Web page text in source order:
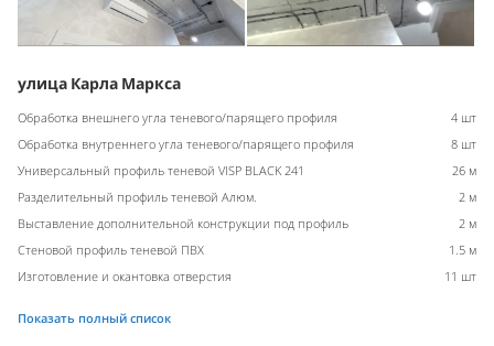
улица Карла Маркса
Обработка внешнего угла теневого/парящего профиля
4 шт
Обработка внутреннего угла теневого/парящего профиля
8 шт
Универсальный профиль теневой VISP BLACK 241
26 м
Разделительный профиль теневой Алюм.
2 м
Выставление дополнительной конструкции под профиль
2 м
Стеновой профиль теневой ПВХ
1.5 м
Изготовление и окантовка отверстия
11 шт
Показать полный список